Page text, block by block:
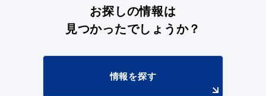
ダウンロード
お探しの情報は
見つかったでしょうか？
情報を探す